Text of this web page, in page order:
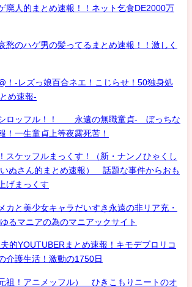
廃人的まとめ速報！！ネット乞食DE2000万
愁のハゲ男の髪ってるまとめ速報！！激しく
！-レズっ娘百合ネエ！こじらせ！50独身処
め速報-
シロッフル！！ 永遠の無職童貞- ぼっちな
！一生童貞上等夜露死苦！
スケッフルまっくす！（新・ナンノひゃくし
ぬさん的まとめ速報） 話題な事件からおも
げまっくす
カと美少女キャラだいすき永遠の非リア充・
るマニアの為のマニアックサイト
的YOUTUBERまとめ速報！キモデブロリコ
介護生活！激動の1750日
祖！アニメッフル） ひきこもりニートのオ